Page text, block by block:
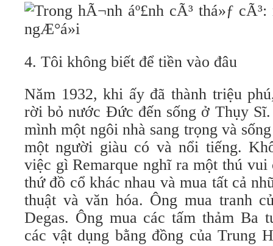
4. Tôi không biết để tiền vào đâu
Năm 1932, khi ấy đã thành triệu
rời bỏ nước Đức đến sống ở Thụy
mình một ngôi nhà sang trọng và
một người giàu có và nổi tiếng.
việc gì Remarque nghĩ ra một thú vui
thứ đồ cổ khác nhau và mua tất cả
thuật và văn hóa. Ông mua tranh
Degas. Ông mua các tấm thảm Ba
các vật dụng bằng đồng của Trung